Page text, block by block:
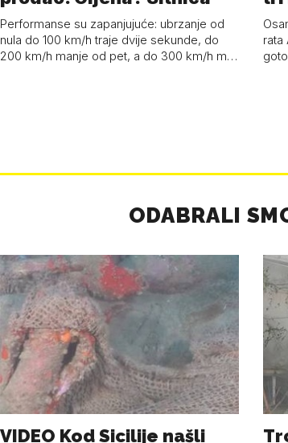
Performanse su zapanjujuće: ubrzanje od
nula do 100 km/h traje dvije sekunde, do
200 km/h manje od pet, a do 300 km/h m…
rata